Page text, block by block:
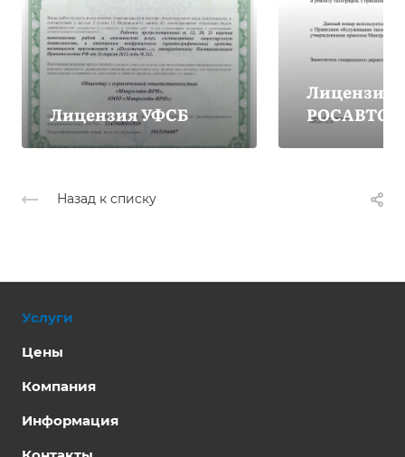
Лицензия УФСБ
Лицензия
Назад к списку
Услуги
Цены
Компания
Информация